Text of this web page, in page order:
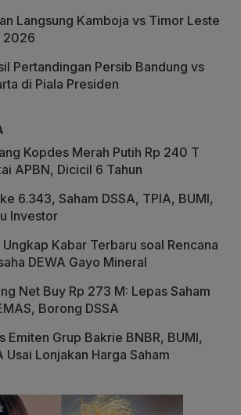
Langsung Kamboja vs Timor Leste
2026
Pertandingan Persib Bandung vs
di Piala Presiden
Kopdes Merah Putih Rp 240 T
APBN, Dicicil 6 Tahun
6.343, Saham DSSA, TPIA, BUMI,
Investor
Kabar Terbaru soal Rencana
DEWA Gayo Mineral
Net Buy Rp 273 M: Lepas Saham
Borong DSSA
Emiten Grup Bakrie BNBR, BUMI,
Usai Lonjakan Harga Saham